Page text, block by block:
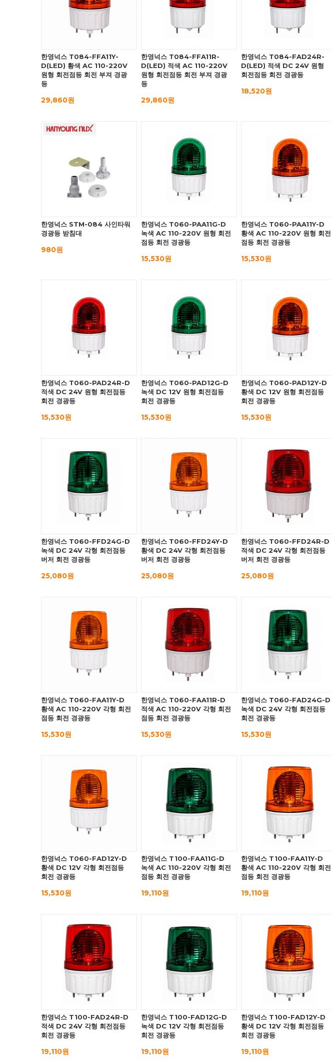
한영넉스 T084-FFA11Y-
D(LED) 황색 AC 110-220V
원형 회전점등 회전 부져 경광
등
29,860원
한영넉스 T084-FFA11R-
D(LED) 적색 AC 110-220V
원형 회전점등 회전 부져 경광
등
29,860원
한영넉스 T084-FAD24R-
D(LED) 적색 DC 24V 원형
회전점등 회전 경광등
18,520원
한영넉스 STM-084 사인타워
경광등 받침대
980원
한영넉스 T060-PAA11G-D
녹색 AC 110-220V 원형 회전
점등 회전 경광등
15,530원
한영넉스 T060-PAA11Y-D
황색 AC 110-220V 원형 회전
점등 회전 경광등
15,530원
한영넉스 T060-PAD24R-D
적색 DC 24V 원형 회전점등
회전 경광등
15,530원
한영넉스 T060-PAD12G-D
녹색 DC 12V 원형 회전점등
회전 경광등
15,530원
한영넉스 T060-PAD12Y-D
황색 DC 12V 원형 회전점등
회전 경광등
15,530원
한영넉스 T060-FFD24G-D
녹색 DC 24V 각형 회전점등
버저 회전 경광등
25,080원
한영넉스 T060-FFD24Y-D
황색 DC 24V 각형 회전점등
버저 회전 경광등
25,080원
한영넉스 T060-FFD24R-D
적색 DC 24V 각형 회전점등
버저 회전 경광등
25,080원
한영넉스 T060-FAA11Y-D
황색 AC 110-220V 각형 회전
점등 회전 경광등
15,530원
한영넉스 T060-FAA11R-D
적색 AC 110-220V 각형 회전
점등 회전 경광등
15,530원
한영넉스 T060-FAD24G-D
녹색 DC 24V 각형 회전점등
회전 경광등
15,530원
한영넉스 T060-FAD12Y-D
황색 DC 12V 각형 회전점등
회전 경광등
15,530원
한영넉스 T100-FAA11G-D
녹색 AC 110-220V 각형 회전
점등 회전 경광등
19,110원
한영넉스 T100-FAA11Y-D
황색 AC 110-220V 각형 회전
점등 회전 경광등
19,110원
한영넉스 T100-FAD24R-D
적색 DC 24V 각형 회전점등
회전 경광등
19,110원
한영넉스 T100-FAD12G-D
녹색 DC 12V 각형 회전점등
회전 경광등
19,110원
한영넉스 T100-FAD12Y-D
황색 DC 12V 각형 회전점등
회전 경광등
19,110원